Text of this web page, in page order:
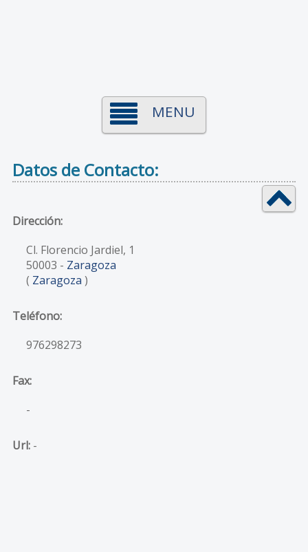
MENU
Datos de Contacto:
Dirección:
Cl. Florencio Jardiel, 1
50003 - Zaragoza
( Zaragoza )
Teléfono:
976298273
Fax:
-
Url:-